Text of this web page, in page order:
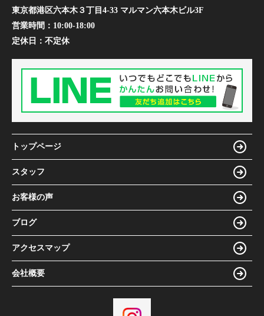
東京都港区六本木３丁目4-33 マルマン六本木ビル3F
営業時間： 10:00-18:00
定休日： 不定休
トップページ
スタッフ
お客様の声
ブログ
アクセスマップ
会社概要